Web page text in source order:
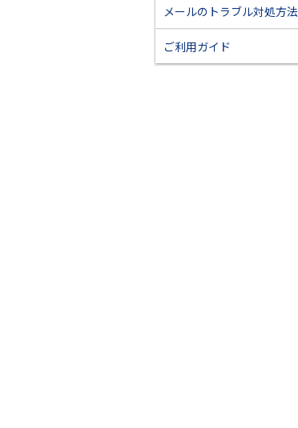
メールのトラブル対処方法
ご利用ガイド